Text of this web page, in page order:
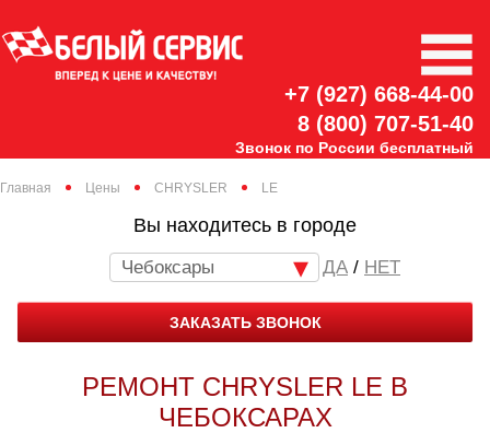
+7 (927) 668-44-00
8 (800) 707-51-40
Звонок по России бесплатный
Главная Цены CHRYSLER LE
Вы находитесь в городе
Чебоксары / НЕТ
ЗАКАЗАТЬ ЗВОНОК
РЕМОНТ CHRYSLER LE В
ЧЕБОКСАРАХ